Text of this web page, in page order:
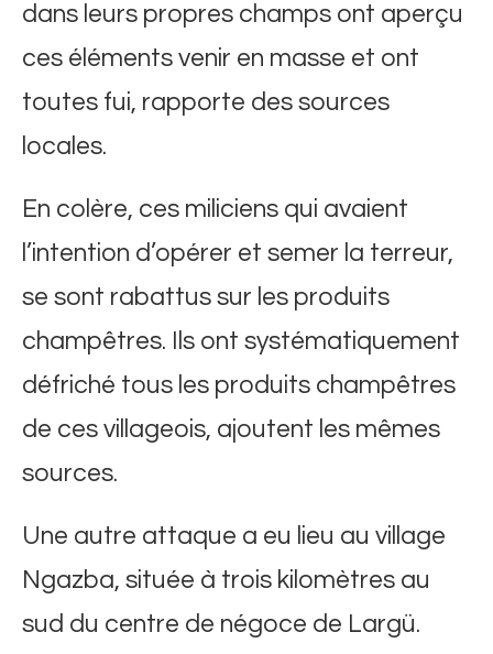
dans leurs propres champs ont aperçu
ces éléments venir en masse et ont
toutes fui, rapporte des sources
locales.
En colère, ces miliciens qui avaient
l’intention d’opérer et semer la terreur,
se sont rabattus sur les produits
champêtres. Ils ont systématiquement
défriché tous les produits champêtres
de ces villageois, ajoutent les mêmes
sources.
Une autre attaque a eu lieu au village
Ngazba, située à trois kilomètres au
sud du centre de négoce de Largü.